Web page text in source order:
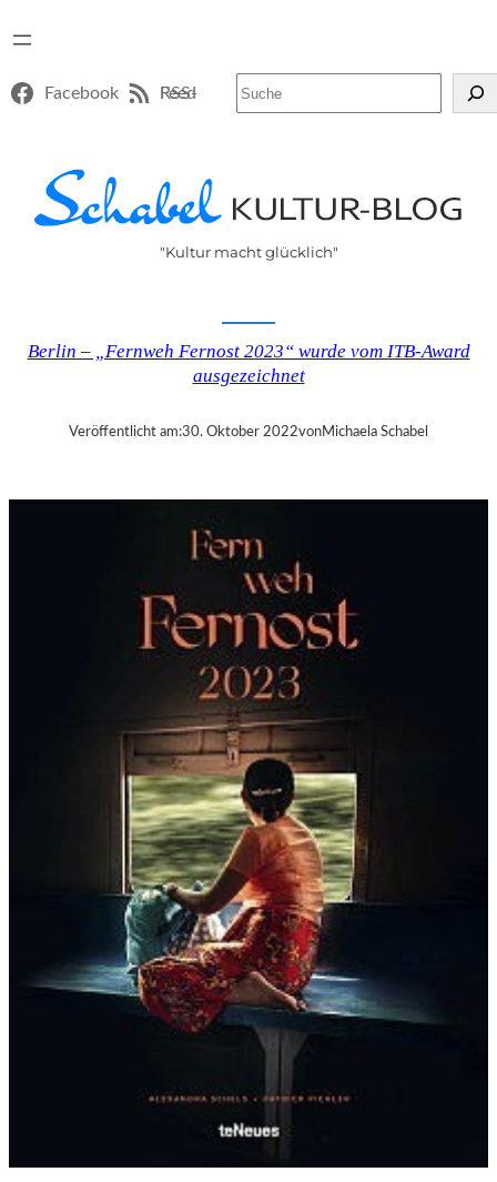
Facebook RSS-Feed
"Kultur macht glücklich"
Berlin – „Fernweh Fernost 2023“ wurde vom ITB-Award
ausgezeichnet
Veröffentlicht am:30. Oktober 2022vonMichaela Schabel